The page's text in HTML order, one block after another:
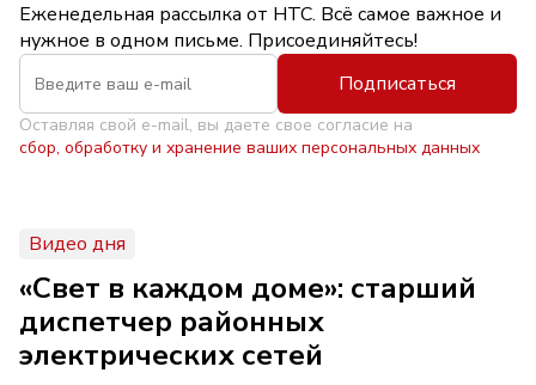
Еженедельная рассылка от НТС. Всё самое важное и
нужное в одном письме. Присоединяйтесь!
Подписаться
Оставляя свой e-mail, вы даете свое согласие на
сбор, обработку и хранение ваших персональных данных
Видео дня
«Свет в каждом доме»: старший
диспетчер районных
электрических сетей